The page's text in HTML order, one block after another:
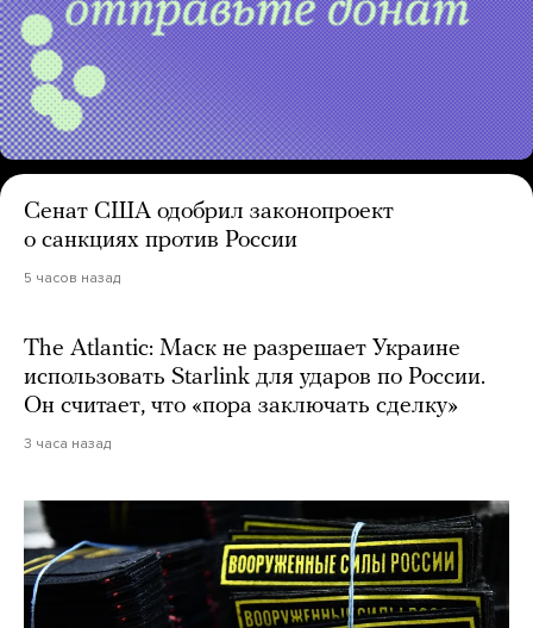
Сенат США одобрил законопроект
о санкциях против России
5 часов назад
The Atlantic: Маск не разрешает Украине
использовать Starlink для ударов по России.
Он считает, что «пора заключать сделку»
3 часа назад